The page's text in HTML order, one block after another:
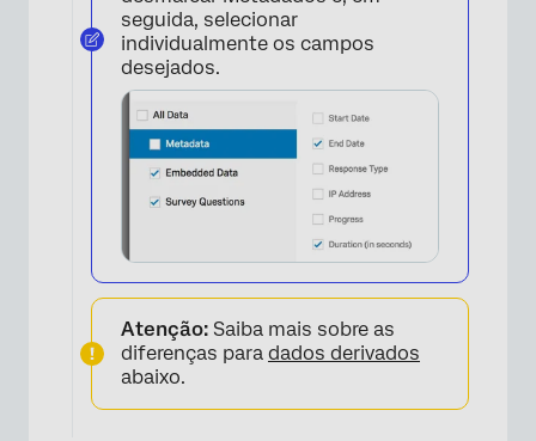
seguida, selecionar
individualmente os campos
desejados.
Atenção: Saiba mais sobre as
diferenças para dados derivados
abaixo.